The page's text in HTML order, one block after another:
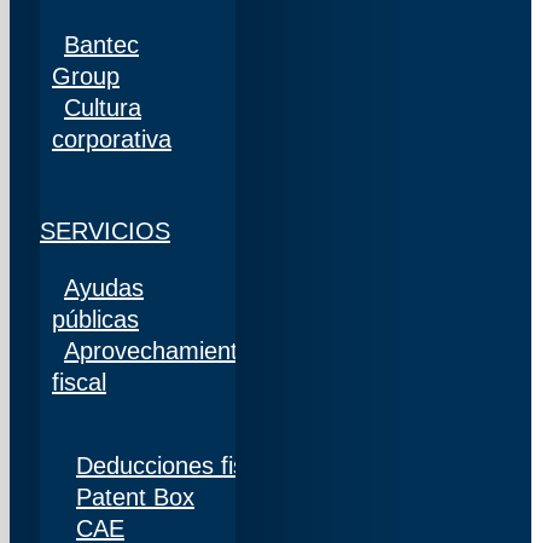
Bantec
Group
Cultura
corporativa
SERVICIOS
Ayudas
públicas
Aprovechamiento
fiscal
Deducciones fiscales
Patent Box
CAE